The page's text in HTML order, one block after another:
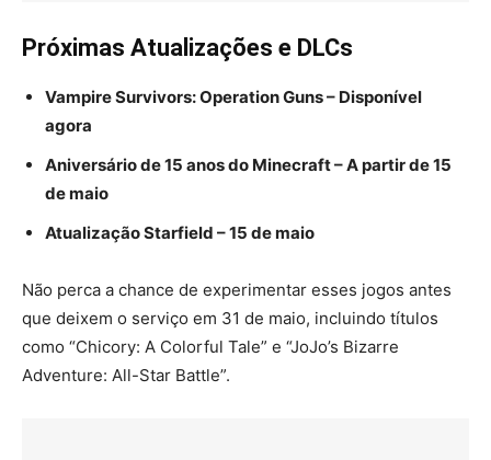
Próximas Atualizações e DLCs
Vampire Survivors: Operation Guns – Disponível
agora
Aniversário de 15 anos do Minecraft – A partir de 15
de maio
Atualização Starfield – 15 de maio
Não perca a chance de experimentar esses jogos antes
que deixem o serviço em 31 de maio, incluindo títulos
como “Chicory: A Colorful Tale” e “JoJo’s Bizarre
Adventure: All-Star Battle”.